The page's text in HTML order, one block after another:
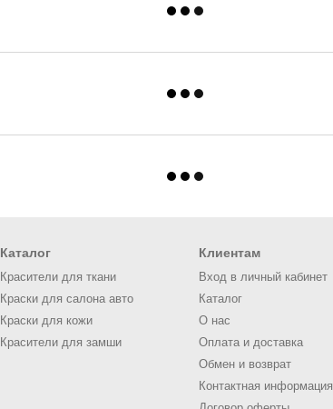
Каталог
Красители для ткани
Краски для салона авто
Краски для кожи
Красители для замши
Клиентам
Вход в личный кабинет
Каталог
О нас
Оплата и доставка
Обмен и возврат
Контактная информация